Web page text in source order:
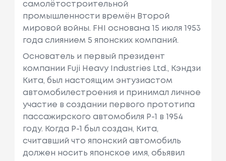
самолётостроительной
промышленности времён Второй
мировой войны. FHI основана 15 июля 1953
года слиянием 5 японских компаний.
Основатель и первый президент
компании Fuji Heavy Industries Ltd., Кэндзи
Кита, был настоящим энтузиастом
автомобилестроения и принимал личное
участие в создании первого прототипа
пассажирского автомобиля Р-1 в 1954
году. Когда P-1 был создан, Кита,
считавший что японский автомобиль
должен носить японское имя, обьявил